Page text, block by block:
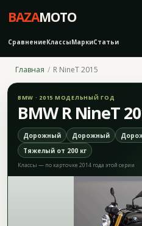
BAZAMOTO
СравнениеКлассыМаркиСтатьи
Главная R NineT 2015
BMW · 2015 МОДЕЛЬНЫЙ ГОД
BMW R NineT
Дорожный Дорожный
Тяжелый от 200 кг
Классы — по карточке 2014 года этой серии